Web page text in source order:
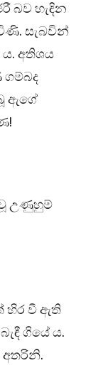
බව හැඳින
සැබවින්
අතිශය
ගම්බද
ඇගේ
උණුහුම්
හිර වී ඇති
ගියේ ය.
අතරිනි.